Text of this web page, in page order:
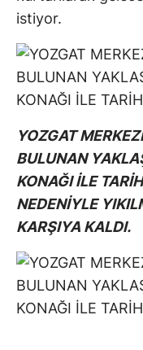
istiyor.
YOZGAT
BULUNAN
KONAĞI İLE
NEDENİYLE
KARŞIYA KALDI.